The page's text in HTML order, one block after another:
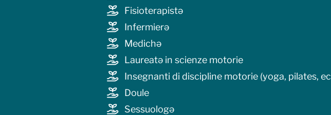
Fisioterapistə
Infermierə
Medichə
Laureatə in scienze motorie
Insegnanti di discipline motorie (yoga, pilates,
Doule
Sessuologə